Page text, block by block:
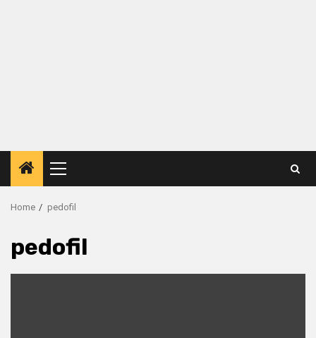
Primary
Menu
Home pedofil
pedofil